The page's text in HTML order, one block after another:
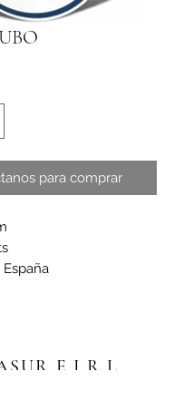
para comprar
España
E.I.R.L.